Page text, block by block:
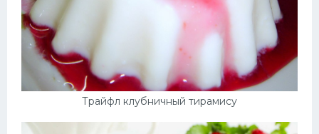
Трайфл клубничный тирамису